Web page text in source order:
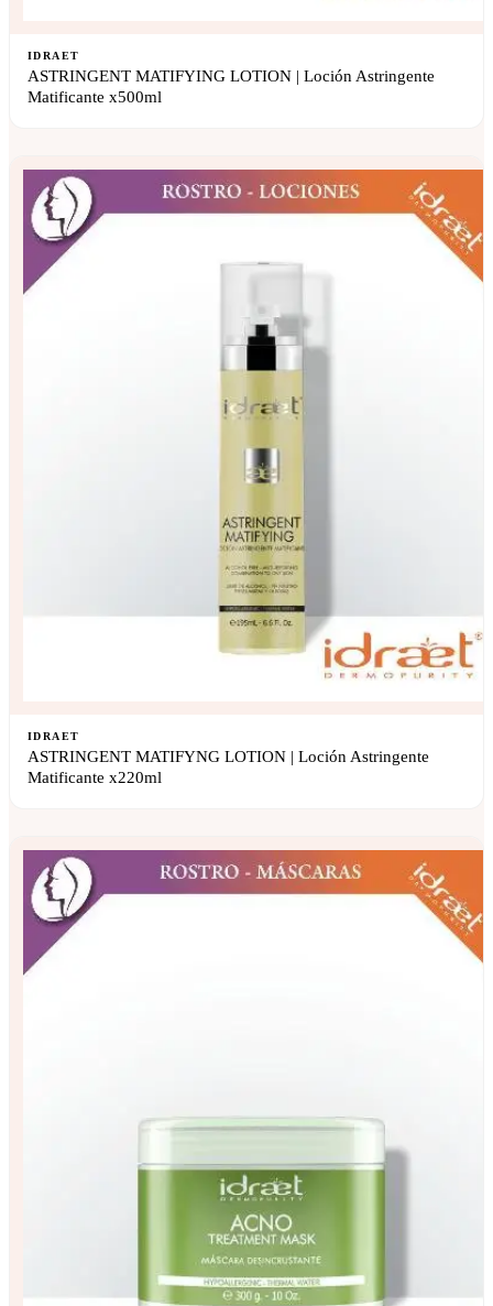
IDRAET
ASTRINGENT MATIFYING LOTION | Loción Astringente
Matificante x500ml
IDRAET
ASTRINGENT MATIFYNG LOTION | Loción Astringente
Matificante x220ml